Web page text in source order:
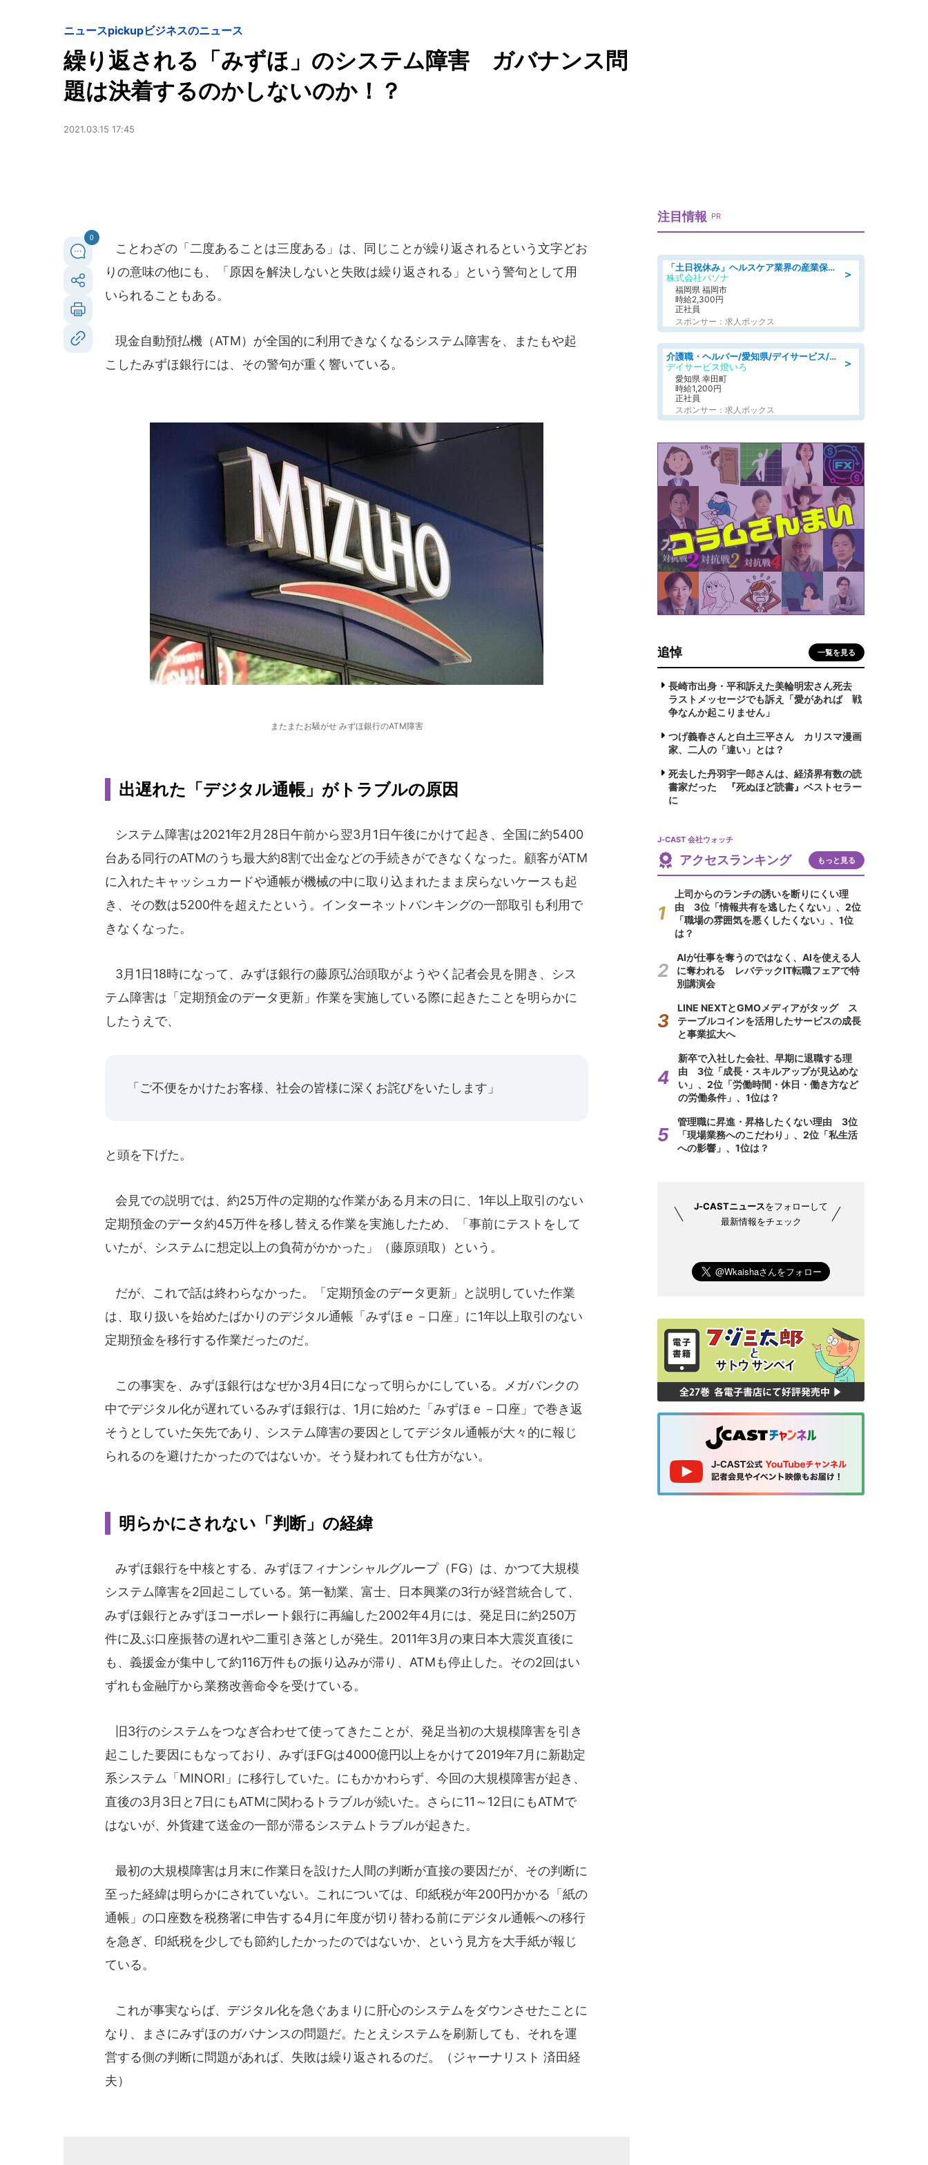
ニュースpickupビジネスのニュース
繰り返される「みずほ」のシステム障害 ガバナンス問
題は決着するのかしないのか！？
2021.03.15 17:45
0
ことわざの「二度あることは三度ある」は、同じことが繰り返されるという文字どお
りの意味の他にも、「原因を解決しないと失敗は繰り返される」という警句として用
いられることもある。
現金自動預払機（ATM）が全国的に利用できなくなるシステム障害を、またもや起
こしたみずほ銀行には、その警句が重く響いている。
またまたお騒がせ みずほ銀行のATM障害
出遅れた「デジタル通帳」がトラブルの原因
システム障害は2021年2月28日午前から翌3月1日午後にかけて起き、全国に約5400
台ある同行のATMのうち最大約8割で出金などの手続きができなくなった。顧客がATM
に入れたキャッシュカードや通帳が機械の中に取り込まれたまま戻らないケースも起
き、その数は5200件を超えたという。インターネットバンキングの一部取引も利用で
きなくなった。
3月1日18時になって、みずほ銀行の藤原弘治頭取がようやく記者会見を開き、シス
テム障害は「定期預金のデータ更新」作業を実施している際に起きたことを明らかに
したうえで、
「ご不便をかけたお客様、社会の皆様に深くお詫びをいたします」
と頭を下げた。
会見での説明では、約25万件の定期的な作業がある月末の日に、1年以上取引のない
定期預金のデータ約45万件を移し替える作業を実施したため、「事前にテストをして
いたが、システムに想定以上の負荷がかかった」（藤原頭取）という。
だが、これで話は終わらなかった。「定期預金のデータ更新」と説明していた作業
は、取り扱いを始めたばかりのデジタル通帳「みずほｅ－口座」に1年以上取引のない
定期預金を移行する作業だったのだ。
この事実を、みずほ銀行はなぜか3月4日になって明らかにしている。メガバンクの
中でデジタル化が遅れているみずほ銀行は、1月に始めた「みずほｅ－口座」で巻き返
そうとしていた矢先であり、システム障害の要因としてデジタル通帳が大々的に報じ
られるのを避けたかったのではないか。そう疑われても仕方がない。
明らかにされない「判断」の経緯
みずほ銀行を中核とする、みずほフィナンシャルグループ（FG）は、かつて大規模
システム障害を2回起こしている。第一勧業、富士、日本興業の3行が経営統合して、
みずほ銀行とみずほコーポレート銀行に再編した2002年4月には、発足日に約250万
件に及ぶ口座振替の遅れや二重引き落としが発生。2011年3月の東日本大震災直後に
も、義援金が集中して約116万件もの振り込みが滞り、ATMも停止した。その2回はい
ずれも金融庁から業務改善命令を受けている。
旧3行のシステムをつなぎ合わせて使ってきたことが、発足当初の大規模障害を引き
起こした要因にもなっており、みずほFGは4000億円以上をかけて2019年7月に新勘定
系システム「MINORI」に移行していた。にもかかわらず、今回の大規模障害が起き、
直後の3月3日と7日にもATMに関わるトラブルが続いた。さらに11～12日にもATMで
はないが、外貨建て送金の一部が滞るシステムトラブルが起きた。
最初の大規模障害は月末に作業日を設けた人間の判断が直接の要因だが、その判断に
至った経緯は明らかにされていない。これについては、印紙税が年200円かかる「紙の
通帳」の口座数を税務署に申告する4月に年度が切り替わる前にデジタル通帳への移行
を急ぎ、印紙税を少しでも節約したかったのではないか、という見方を大手紙が報じ
ている。
これが事実ならば、デジタル化を急ぐあまりに肝心のシステムをダウンさせたことに
なり、まさにみずほのガバナンスの問題だ。たとえシステムを刷新しても、それを運
営する側の判断に問題があれば、失敗は繰り返されるのだ。（ジャーナリスト 済田経
夫）
注目情報 PR
＞
「土日祝休み」ヘルスケア業界の産業保健師/高時給/未経験OK/要資格:保健師、正看護師
株式会社パソナ
福岡県 福岡市
時給2,300円
正社員
スポンサー：求人ボックス
＞
介護職・ヘルパー/愛知県/デイサービス/JR東海道本線 幸田/額田郡幸田町
デイサービス燈いろ
愛知県 幸田町
時給1,200円
正社員
スポンサー：求人ボックス
追悼 一覧を見る
長崎市出身・平和訴えた美輪明宏さん死去
ラストメッセージでも訴え「愛があれば 戦
争なんか起こりません」
つげ義春さんと白土三平さん カリスマ漫画
家、二人の「違い」とは？
死去した丹羽宇一郎さんは、経済界有数の読
書家だった 『死ぬほど読書』ベストセラー
に
J-CAST 会社ウォッチ
アクセスランキング もっと見る
上司からのランチの誘いを断りにくい理
由 3位「情報共有を逃したくない」、2位
「職場の雰囲気を悪くしたくない」、1位
は？
AIが仕事を奪うのではなく、AIを使える人
に奪われる レバテックIT転職フェアで特
別講演会
LINE NEXTとGMOメディアがタッグ ス
テーブルコインを活用したサービスの成長
と事業拡大へ
新卒で入社した会社、早期に退職する理
由 3位「成長・スキルアップが見込めな
い」、2位「労働時間・休日・働き方など
の労働条件」、1位は？
管理職に昇進・昇格したくない理由 3位
「現場業務へのこだわり」、2位「私生活
への影響」、1位は？
J-CASTニュースをフォローして
最新情報をチェック